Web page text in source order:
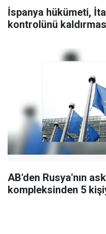
İspanya hükümeti,
kontrolünü
AB'den Rusya'nın
kompleksinden 5